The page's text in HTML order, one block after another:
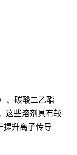
、碳酸二乙酯
这些溶剂具有较
提升离子传导